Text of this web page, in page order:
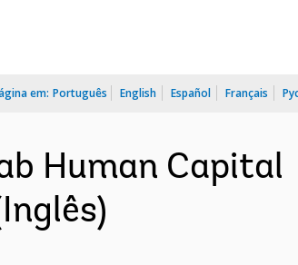
em: Português English Español Français
Human Capital